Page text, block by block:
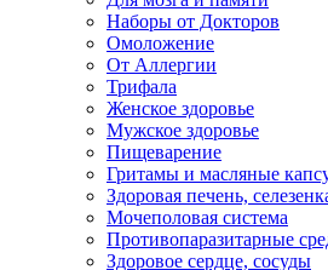
Наборы от Докторов
Омоложение
От Аллергии
Трифала
Женское здоровье
Мужское здоровье
Пищеварение
Гритамы и масляные
Здоровая печень,
Мочеполовая система
Противопаразитарные
Здоровое сердце, сосуды